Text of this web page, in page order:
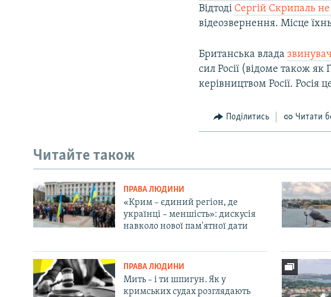
Відтоді Сергій Скрипаль не
відеозвернення. Місце
Британська влада
сил Росії (відоме також
керівництвом Росії. Росія
Поділитись Читати
Читайте також
ПРАВА ЛЮДИНИ
«Крим – єдиний регіон, де
українці – меншість»: дискусія
навколо нової пам'ятної дати
ПРАВА ЛЮДИНИ
Мить – і ти шпигун. Як у
кримських судах розглядають